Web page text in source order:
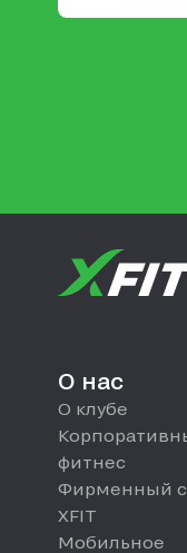
О нас
О клубе
фитнес
Фирменный
XFIT
Мобильное